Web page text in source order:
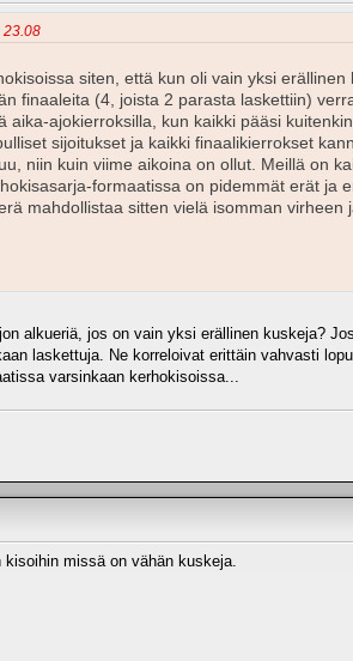
23.08
siten, että kun oli vain yksi
finaaleita (4, joista 2 parasta laskettiin)
aika-ajokierroksilla, kun kaikki pääsi
sijoitukset ja kaikki finaalikierrokset
niin kuin viime aikoina on ollut. Meillä on
formaatissa on pidemmät erät ja
mahdollistaa sitten vielä isomman
alkueriä, jos on vain yksi erällinen kuskeja?
laskettuja. Ne korreloivat erittäin vahvasti
varsinkaan kerhokisoissa...
missä on vähän kuskeja.